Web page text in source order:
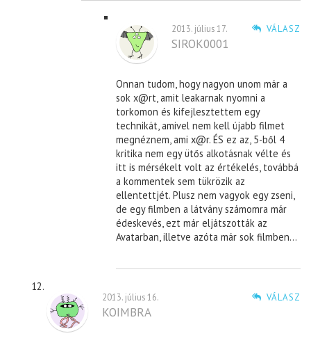
VÁLASZ
2013. július 17.
SIROK0001
Onnan tudom, hogy nagyon unom már a
sok x@rt, amit leakarnak nyomni a
torkomon és kifejlesztettem egy
technikát, amivel nem kell újabb filmet
megnéznem, ami x@r. ÉS ez az, 5-ből 4
kritika nem egy ütős alkotásnak vélte és
itt is mérsékelt volt az értékelés, továbbá
a kommentek sem tükrözik az
ellentettjét. Plusz nem vagyok egy zseni,
de egy filmben a látvány számomra már
édeskevés, ezt már eljátszották az
Avatarban, illetve azóta már sok filmben…
VÁLASZ
2013. július 16.
KOIMBRA